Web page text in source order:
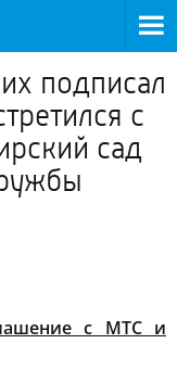
подписал
с
сад
с МТС и